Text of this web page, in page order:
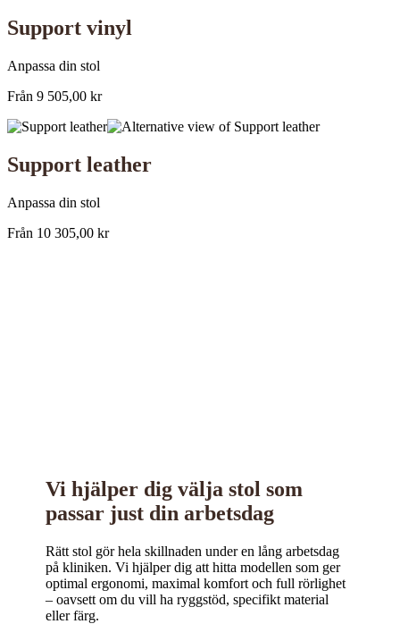
Support vinyl
Anpassa din stol
Från 9 505,00 kr
Support leather
Anpassa din stol
Från 10 305,00 kr
Vi hjälper dig välja stol som
passar just din arbetsdag
Rätt stol gör hela skillnaden under en lång arbetsdag
på kliniken. Vi hjälper dig att hitta modellen som ger
optimal ergonomi, maximal komfort och full rörlighet
– oavsett om du vill ha ryggstöd, specifikt material
eller färg.